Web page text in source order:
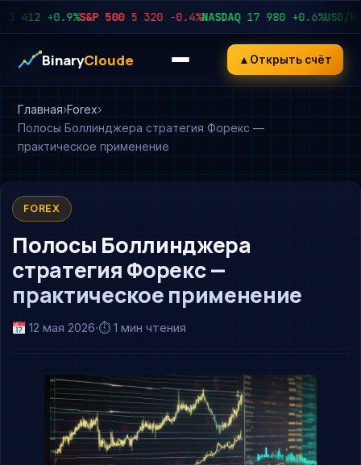
+0.9%S&P 500 5 320 −0.4%NASDAQ 17 980 +0.6%USD/RUB
BinaryCloude ▲ Открыть счёт
Главная Forex
Полосы Боллинджера стратегия Форекс —
практическое применение
FOREX
Полосы Боллинджера
стратегия Форекс —
практическое применение
12 мая 2026·⏱ 1 мин чтения